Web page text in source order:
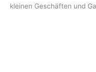
kleinen Geschäften und